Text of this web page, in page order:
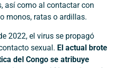
así como al contactar con
monos, ratas o ardillas.
2022, el virus se propagó
sexual. El actual brote
del Congo se atribuye